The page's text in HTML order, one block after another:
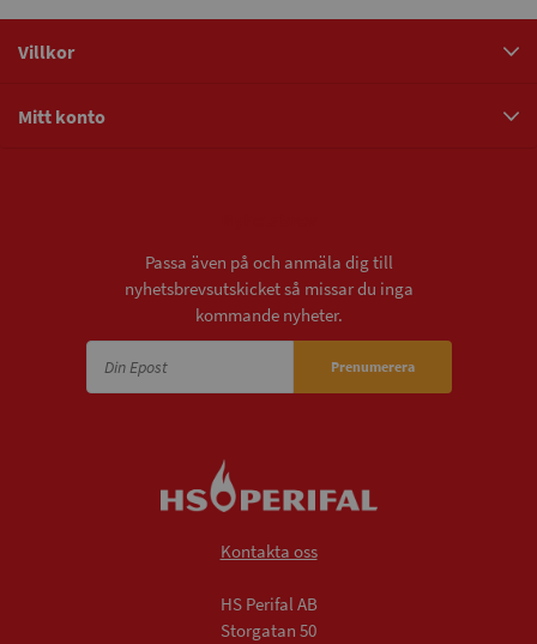
Villkor
Mitt konto
Passa även på och anmäla dig till
nyhetsbrevsutskicket så missar du inga
kommande nyheter.
Prenumerera
Kontakta oss
HS Perifal AB
Storgatan 50